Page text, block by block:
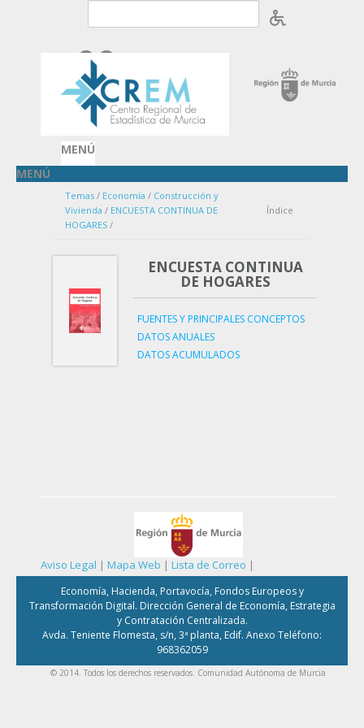
OpenID
MENÚ
MENÚ
Temas / Economía / Construcción y
Vivienda / ENCUESTA CONTINUA DE
HOGARES /
Índice
ENCUESTA CONTINUA
DE HOGARES
FUENTES Y PRINCIPALES CONCEPTOS
DATOS ANUALES
DATOS ACUMULADOS
Aviso Legal | Mapa Web | Lista de Correo |
Economía, Hacienda, Portavocía, Fondos Europeos y
Transformación Digital. Dirección General de Economía, Estrategia
y Contratación Centralizada.
Avda. Teniente Flomesta, s/n, 3ª planta, Edif. Anexo Teléfono:
968362059
© 2014. Todos los derechos reservados. Comunidad Autónoma de Murcia